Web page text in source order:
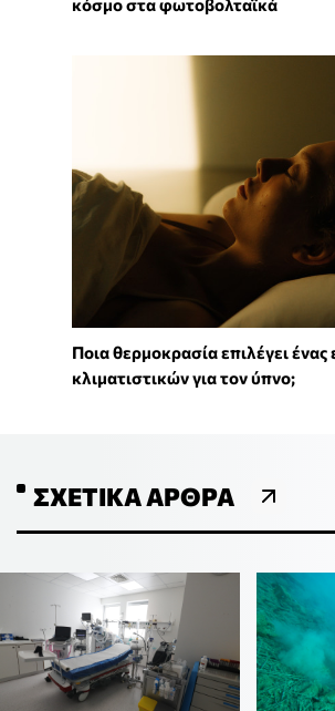
κόσμο στα φωτοβολταϊκά
Ποια θερμοκρασία επιλέγει ένας
κλιματιστικών για τον ύπνο;
ΣΧΕΤΙΚΆ ΆΡΘΡΑ